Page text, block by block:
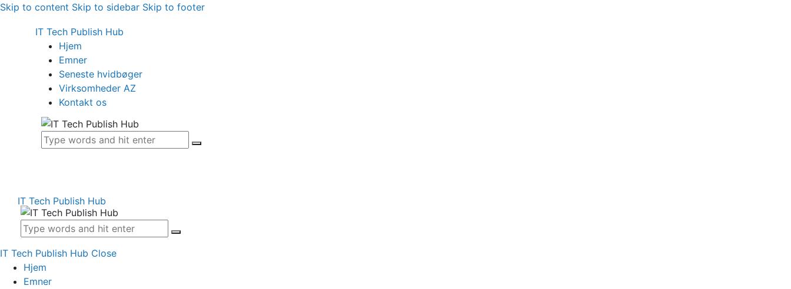
Skip to content Skip to sidebar Skip to footer
IT Tech Publish Hub
Hjem
Emner
Seneste hvidbøger
Virksomheder AZ
Kontakt os
IT Tech Publish Hub
IT Tech Publish Hub Close
Hjem
Emner